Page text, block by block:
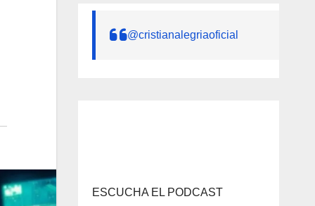
@cristianalegriaoficial
ESCUCHA EL PODCAST